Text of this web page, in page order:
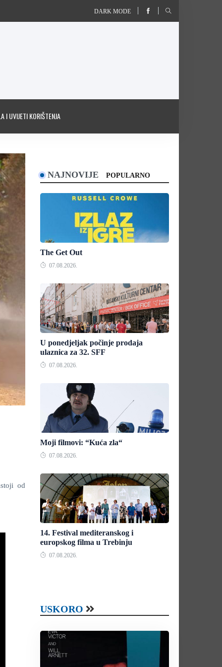
DARK MODE
I UVIJETI KORIŠTENJA
od
NAJNOVIJE POPULARNO
The Get Out
07.08.2026.
U ponedjeljak počinje prodaja
ulaznica za 32. SFF
07.08.2026.
Moji filmovi: “Kuća zla“
07.08.2026.
14. Festival mediteranskog i
europskog filma u Trebinju
07.08.2026.
USKORO